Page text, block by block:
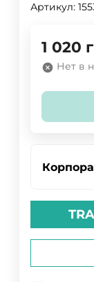
Артикул:
1 020
Нет в